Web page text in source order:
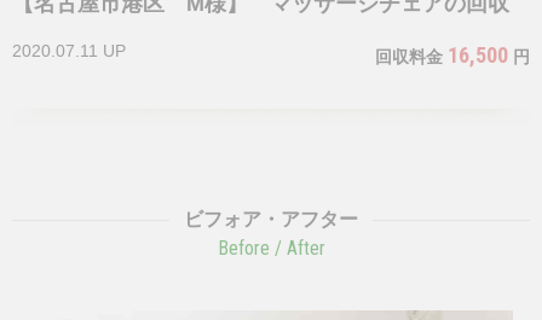
2020.07.11 UP 回収料金 16,500 円
ビフォア・アフター
Before / After